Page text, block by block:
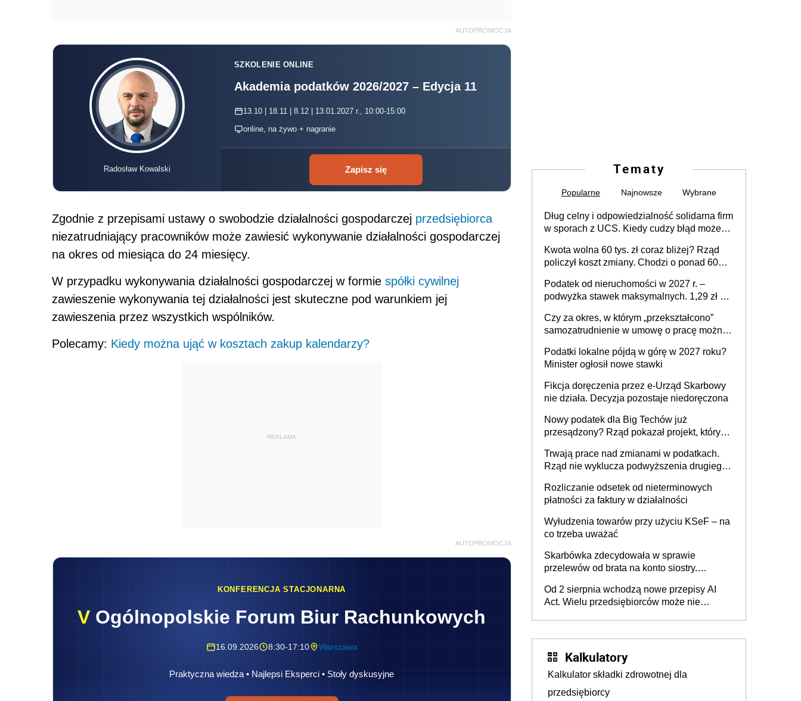
AUTOPROMOCJA
Radosław Kowalski
SZKOLENIE ONLINE
Akademia podatków 2026/2027 – Edycja 11
13.10 | 18.11 | 8.12 | 13.01.2027 r., 10:00-15:00
online, na żywo + nagranie
Zapisz się
Zgodnie z przepisami ustawy o swobodzie działalności gospodarczej przedsiębiorca
niezatrudniający pracowników może zawiesić wykonywanie działalności gospodarczej
na okres od miesiąca do 24 miesięcy.
W przypadku wykonywania działalności gospodarczej w formie spółki cywilnej
zawieszenie wykonywania tej działalności jest skuteczne pod warunkiem jej
zawieszenia przez wszystkich wspólników.
Polecamy: Kiedy można ująć w kosztach zakup kalendarzy?
REKLAMA
AUTOPROMOCJA
KONFERENCJA STACJONARNA
V Ogólnopolskie Forum Biur Rachunkowych
16.09.2026 8:30-17:10 Warszawa
Praktyczna wiedza • Najlepsi Eksperci • Stoły dyskusyjne
Tematy
Popularne Najnowsze Wybrane
Dług celny i odpowiedzialność solidarna firm
w sporach z UCS. Kiedy cudzy błąd może
Kwota wolna 60 tys. zł coraz bliżej? Rząd
policzył koszt zmiany. Chodzi o ponad 60
Podatek od nieruchomości w 2027 r. –
podwyżka stawek maksymalnych. 1,29 zł za
budynków i lokali związanych z
prowadzeniem działalności gospodarczej
Czy za okres, w którym „przekształcono”
samozatrudnienie w umowę o pracę można
umowy cywilnoprawnej jedynym
racjonalnym wyjściem
Podatki lokalne pójdą w górę w 2027 roku?
Minister ogłosił nowe stawki
Fikcja doręczenia przez e-Urząd Skarbowy
nie działa. Decyzja pozostaje niedoręczona
Nowy podatek dla Big Techów już
przesądzony? Rząd pokazał projekt, który
Trwają prace nad zmianami w podatkach.
Rząd nie wyklucza podwyższenia drugiego
Rozliczanie odsetek od nieterminowych
płatności za faktury w działalności
Wyłudzenia towarów przy użyciu KSeF – na
co trzeba uważać
Skarbówka zdecydowała w sprawie
przelewów od brata na konto siostry.
darowizna, ale podatku jednak nie będzie
Od 2 sierpnia wchodzą nowe przepisy AI
Act. Wielu przedsiębiorców może nie
Kalkulatory
Kalkulator składki zdrowotnej dla
przedsiębiorcy